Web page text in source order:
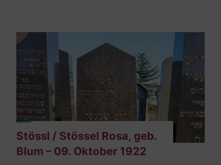
Jänner
Stössl / Stössel Rosa, geb.
Blum – 09. Oktober 1922